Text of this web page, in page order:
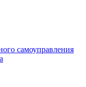
самоуправления